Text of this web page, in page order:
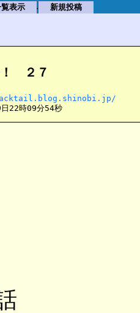
表示 . 新規投稿
　２７
22時09分54秒